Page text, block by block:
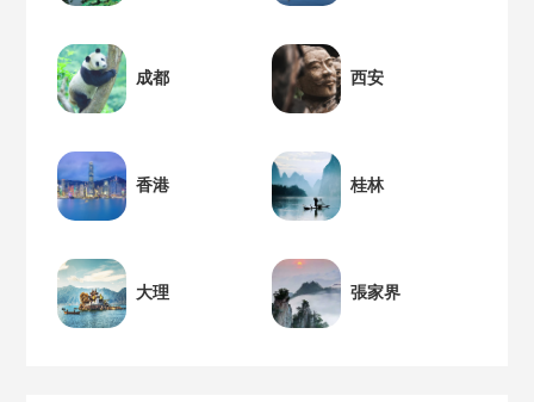
成都 西安
香港 桂林
大理 張家界